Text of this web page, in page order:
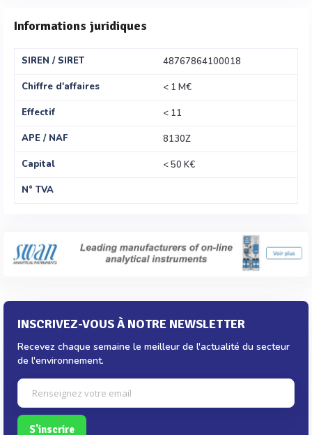
Informations juridiques
SIREN / SIRET
48767864100018
Chiffre d'affaires
< 1 M€
Effectif
< 11
APE / NAF
8130Z
Capital
< 50 K€
N° TVA
INSCRIVEZ-VOUS À NOTRE NEWSLETTER
Recevez chaque semaine le meilleur de l'actualité du secteur
de l'environnement.
S'inscrire